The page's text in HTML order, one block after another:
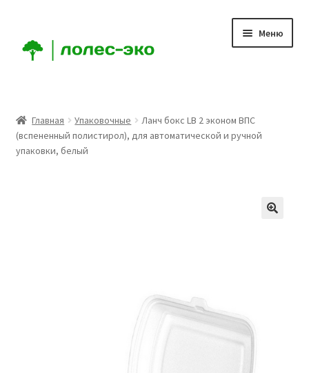
навигации
содержимому
Меню
Компания
Главная Упаковочные
Ланч бокс LB 2 эконом ВПС
(вспененный полистирол), для автоматической и ручной
упаковки, белый